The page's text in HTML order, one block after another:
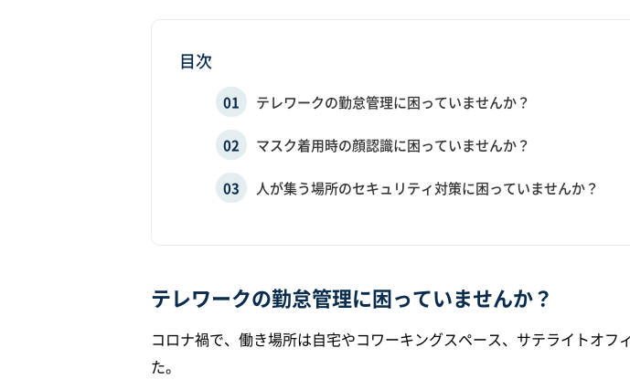
目次
テレワークの勤怠管理に困っていませんか？
マスク着用時の顔認識に困っていませんか？
人が集う場所のセキュリティ対策に困っていませんか？
テレワークの勤怠管理に困っていませんか？
コロナ禍で、働き場所は自宅やコワーキングスペース、サテライトオフ
た。